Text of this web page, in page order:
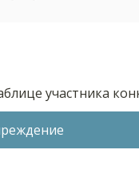
участника